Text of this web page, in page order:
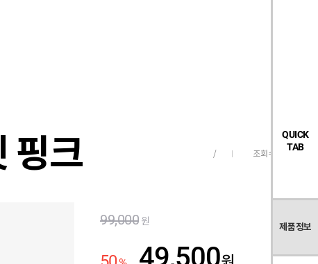
QUICK
TAB
제품정보
핑크 / 조회수 1,037
99,000 원
49,500